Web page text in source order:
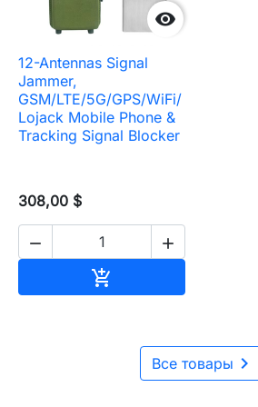

12-Antennas Signal
Jammer,
GSM/LTE/5G/GPS/WiFi/
Lojack Mobile Phone &
Tracking Signal Blocker
308,00 $
 

Все товары 